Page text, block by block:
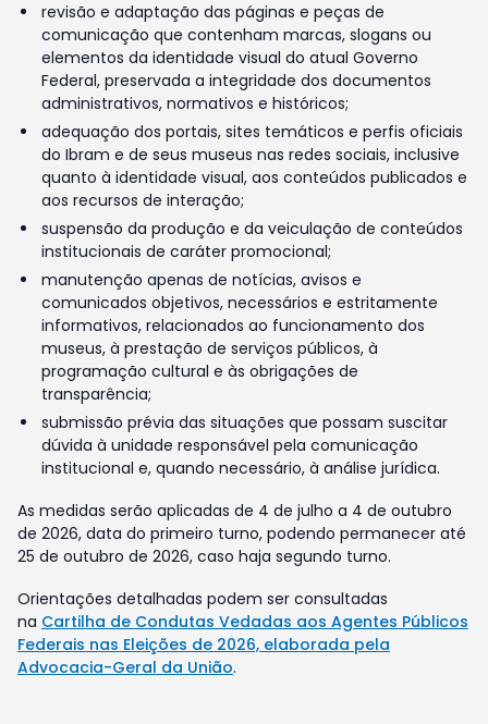
revisão e adaptação das páginas e peças de
comunicação que contenham marcas, slogans ou
elementos da identidade visual do atual Governo
Federal, preservada a integridade dos documentos
administrativos, normativos e históricos;
adequação dos portais, sites temáticos e perfis oficiais
do Ibram e de seus museus nas redes sociais, inclusive
quanto à identidade visual, aos conteúdos publicados e
aos recursos de interação;
suspensão da produção e da veiculação de conteúdos
institucionais de caráter promocional;
manutenção apenas de notícias, avisos e
comunicados objetivos, necessários e estritamente
informativos, relacionados ao funcionamento dos
museus, à prestação de serviços públicos, à
programação cultural e às obrigações de
transparência;
submissão prévia das situações que possam suscitar
dúvida à unidade responsável pela comunicação
institucional e, quando necessário, à análise jurídica.
As medidas serão aplicadas de 4 de julho a 4 de outubro
de 2026, data do primeiro turno, podendo permanecer até
25 de outubro de 2026, caso haja segundo turno.
Orientações detalhadas podem ser consultadas
na Cartilha de Condutas Vedadas aos Agentes Públicos
Federais nas Eleições de 2026, elaborada pela
Advocacia-Geral da União.